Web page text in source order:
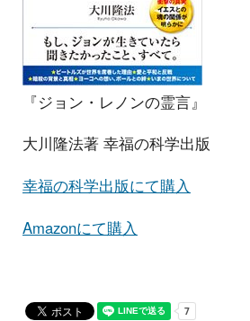
『ジョン・レノンの霊言』
大川隆法著 幸福の科学出版
幸福の科学出版にて購入
Amazonにて購入